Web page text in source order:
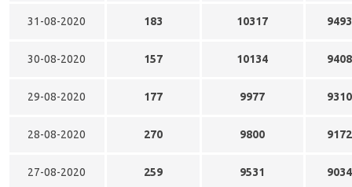
31-08-2020 183 10317
30-08-2020 157 10134
29-08-2020 177 9977
28-08-2020 270 9800
27-08-2020 259 9531